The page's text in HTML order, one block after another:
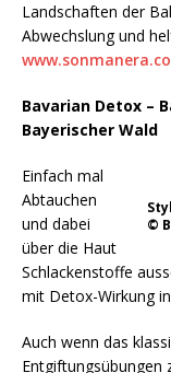
Landschaften der
Abwechslung und
Bavarian Detox –
Bayerischer Wald
©
Einfach mal
Abtauchen
und dabei
über die Haut
Schlackenstoffe
mit Detox-Wirkung
Auch wenn das
Entgiftungsübungen